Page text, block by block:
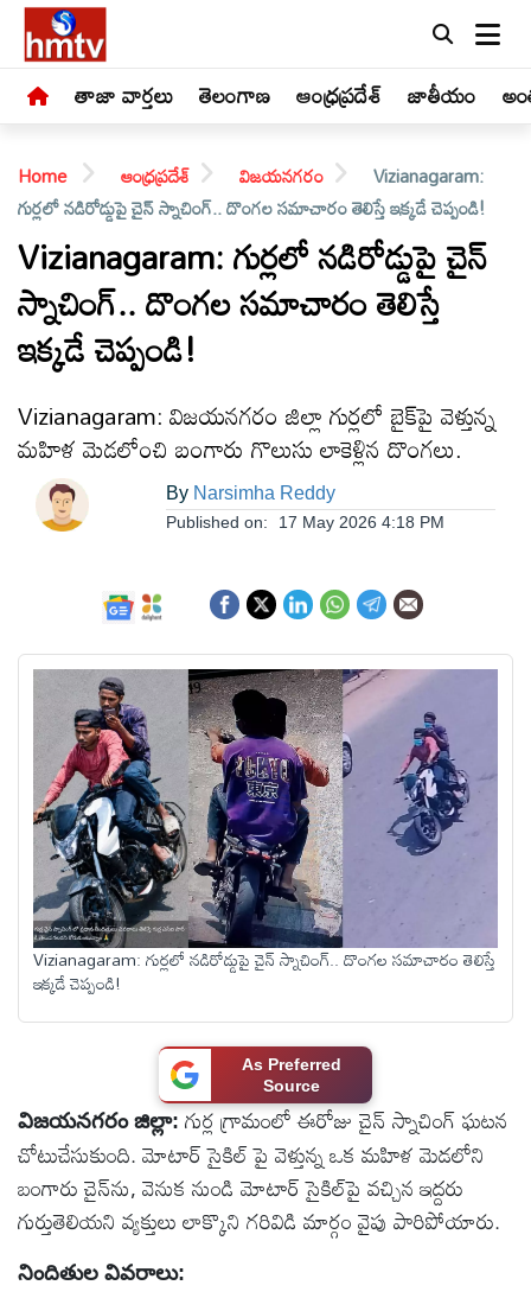
తాజా వార్తలు తెలంగాణ ఆంధ్రప్రదేశ్ జాతీయం
LIVE
తాజా
వార్తలు
తెలంగాణ
జాతీయం
అంతర్జాతీయం
సినిమా
క్రీడలు
వ్యాపారం
లైఫ్
స్టైల్
టెక్నాలజీ
స్పెషల్స్
కెరీర్ &
ఉద్యోగాలు
Home ఆంధ్రప్రదేశ్ విజయనగరం
Vizianagaram:
గుర్లలో నడిరోడ్డుపై చైన్ స్నాచింగ్.. దొంగల సమాచారం తెలిస్తే ఇక్కడే చెప్పండి!
Vizianagaram: గుర్లలో నడిరోడ్డుపై చైన్
స్నాచింగ్.. దొంగల సమాచారం తెలిస్తే
ఇక్కడే చెప్పండి!
Vizianagaram: విజయనగరం జిల్లా గుర్లలో బైక్‌పై వెళ్తున్న
మహిళ మెడలోంచి బంగారు గొలుసు లాకెళ్లిన దొంగలు.
By Narsimha Reddy
Published on: 17 May 2026 4:18 PM
Vizianagaram: గుర్లలో నడిరోడ్డుపై చైన్ స్నాచింగ్.. దొంగల సమాచారం తెలిస్తే
ఇక్కడే చెప్పండి!
As Preferred
Source
విజయనగరం జిల్లా: గుర్ల గ్రామంలో ఈరోజు చైన్ స్నాచింగ్ ఘటన
చోటుచేసుకుంది. మోటార్ సైకిల్ పై వెళ్తున్న ఒక మహిళ మెడలోని
బంగారు చైన్‌ను, వెనుక నుండి మోటార్ సైకిల్‌పై వచ్చిన ఇద్దరు
గుర్తుతెలియని వ్యక్తులు లాక్కొని గరివిడి మార్గం వైపు పారిపోయారు.
నిందితుల వివరాలు: